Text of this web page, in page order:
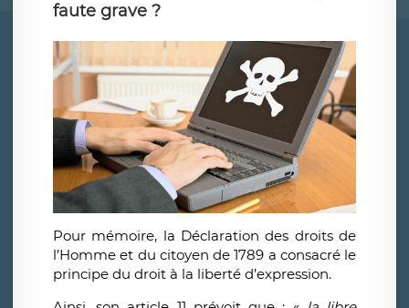
faute grave ?
Pour mémoire, la Déclaration des droits de
l’Homme et du citoyen de 1789 a consacré le
principe du droit à la liberté d’expression.